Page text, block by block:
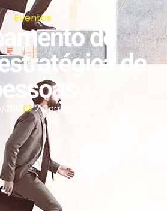
Eventos
de
de
2 Comentários